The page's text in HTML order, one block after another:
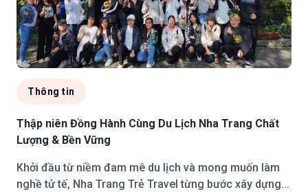
Thông tin
Thập niên Đồng Hành Cùng Du Lịch Nha Trang Chất
Lượng & Bền Vững
Khởi đầu từ niềm đam mê du lịch và mong muốn làm
nghề tử tế, Nha Trang Trẻ Travel từng bước xây dựng...